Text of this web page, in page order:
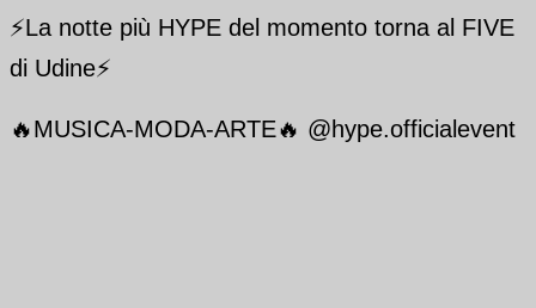
⚡La notte più HYPE del momento torna al FIVE
di Udine⚡
🔥MUSICA-MODA-ARTE🔥 @hype.officialevent